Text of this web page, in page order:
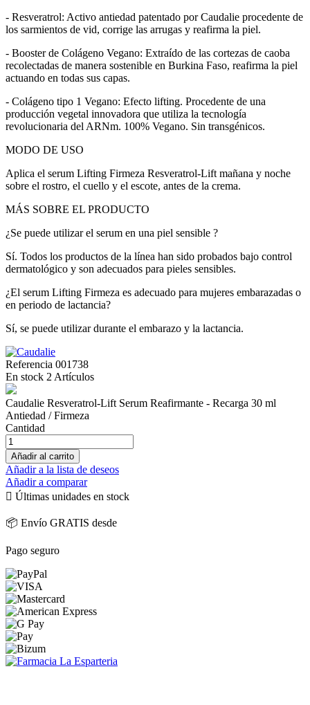
- Resveratrol: Activo antiedad patentado por Caudalie procedente de
los sarmientos de vid, corrige las arrugas y reafirma la piel.
- Booster de Colágeno Vegano: Extraído de las cortezas de caoba
recolectadas de manera sostenible en Burkina Faso, reafirma la piel
actuando en todas sus capas.
- Colágeno tipo 1 Vegano: Efecto lifting. Procedente de una
producción vegetal innovadora que utiliza la tecnología
revolucionaria del ARNm. 100% Vegano. Sin transgénicos.
MODO DE USO
Aplica el serum Lifting Firmeza Resveratrol-Lift mañana y noche
sobre el rostro, el cuello y el escote, antes de la crema.
MÁS SOBRE EL PRODUCTO
¿Se puede utilizar el serum en una piel sensible ?
Sí. Todos los productos de la línea han sido probados bajo control
dermatológico y son adecuados para pieles sensibles.
¿El serum Lifting Firmeza es adecuado para mujeres embarazadas o
en periodo de lactancia?
Sí, se puede utilizar durante el embarazo y la lactancia.
Referencia 001738
En stock 2 Artículos
Caudalie Resveratrol-Lift Serum Reafirmante - Recarga 30 ml
Antiedad / Firmeza
Cantidad
Añadir al carrito
Añadir a la lista de deseos
Añadir a comparar
 Últimas unidades en stock
📦 Envío GRATIS desde
Pago seguro